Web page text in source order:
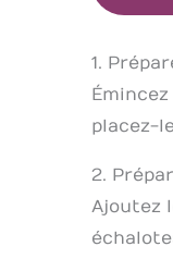
1.
placez-
2.
Ajoutez